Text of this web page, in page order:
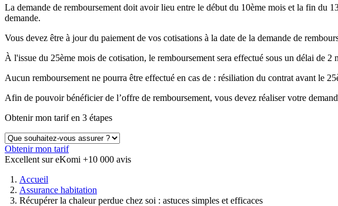
La demande de remboursement doit avoir lieu entre le début du 10ème mois et la fin du
demande.
Vous devez être à jour du paiement de vos cotisations à la date de la demande de
À l'issue du 25ème mois de cotisation, le remboursement sera effectué sous un délai de
Aucun remboursement ne pourra être effectué en cas de : résiliation du contrat avant le
Afin de pouvoir bénéficier de l’offre de remboursement, vous devez réaliser votre
Obtenir mon tarif en 3 étapes
Obtenir mon tarif
Excellent sur eKomi +10 000 avis
Accueil
Assurance habitation
Récupérer la chaleur perdue chez soi : astuces simples et efficaces